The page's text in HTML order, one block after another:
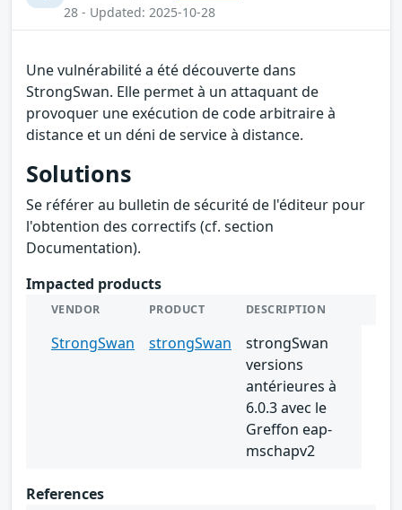
28 - Updated: 2025-10-28
Une vulnérabilité a été découverte dans
StrongSwan. Elle permet à un attaquant de
provoquer une exécution de code arbitraire à
distance et un déni de service à distance.
Solutions
Se référer au bulletin de sécurité de l'éditeur pour
l'obtention des correctifs (cf. section
Documentation).
Impacted products
VENDOR PRODUCT DESCRIPTION
StrongSwan strongSwan
strongSwan
versions
antérieures à
6.0.3 avec le
Greffon eap-
mschapv2
References